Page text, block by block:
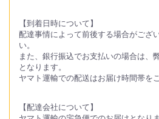
【到着日時について】
配達事情によって前後する場合がござ
い。
また、銀行振込でお支払いの場合は、
となります。
ヤマト運輸での配送はお届け時間帯を
【配達会社について】